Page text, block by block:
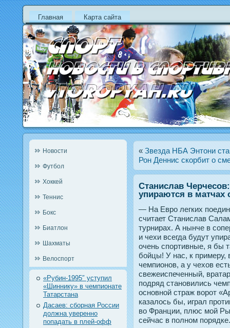
Главная Карта сайта
Новости
Футбол
Хоккей
Теннис
Бокс
Биатлон
Шахматы
Велоспорт
«Рубин-1995″ уступил
«Шиннику» в чемпионате
Татарстана
Дасаев: сборная России
должна уверенно
попадать в плей-офф
«Звезда НБА Энтони
Рон Деннис скорбит о
Станислав
упираются в матчах
— На Евро легких
считает Станислав
турнирах. А нынче в
и чехи всегда будут
очень спортивные, я бы
бойцы! У нас, к примеру,
чемпионов, а у чехов
свежеиспеченный,
подряд становились
основной страж ворот
казалось бы, играл
во Франции, плюс мой
сейчас в полном порядке.